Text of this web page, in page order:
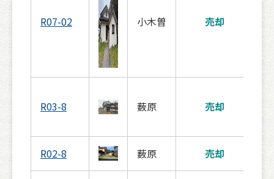
R07-02 小木曽 売却
R03-8 薮原 売却
R02-8 薮原 売却